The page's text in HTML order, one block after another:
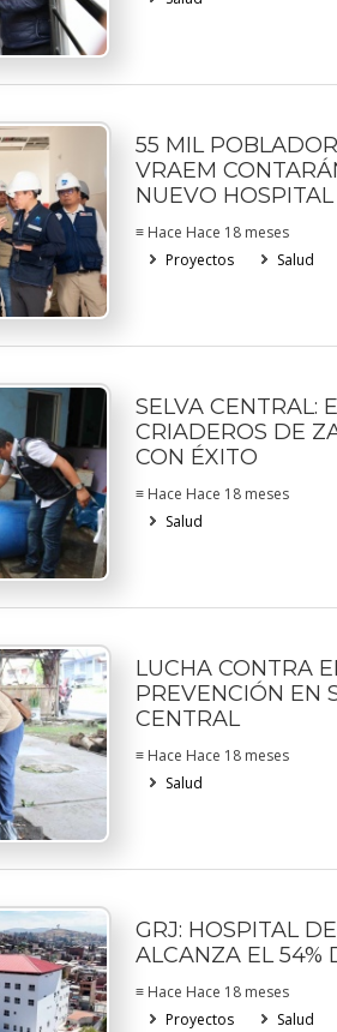
55 MIL
VRAEM
NUEVO HOSPITAL
≡ Hace Hace 18 meses
Proyectos
Salud
SELVA CENTRAL:
CRIADEROS DE
CON ÉXITO
≡ Hace Hace 18 meses
Salud
LUCHA CONTRA
PREVENCIÓN EN
CENTRAL
≡ Hace Hace 18 meses
Salud
GRJ: HOSPITAL
ALCANZA EL 54%
≡ Hace Hace 18 meses
Proyectos
Salud